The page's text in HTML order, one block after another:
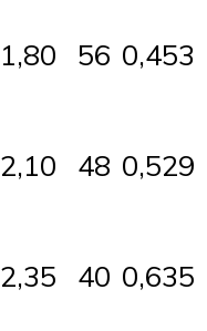
1,80 56 0,453
2,10 48 0,529
2,35 40 0,635